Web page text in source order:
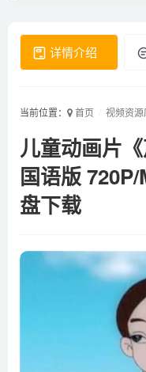
详情介绍
当前位置： 首页 视频资源
儿童动画片
国语版
盘下载